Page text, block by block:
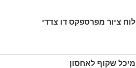
לוח ציור מפרספקס דו צדדי
מיכל שקוף לאחסון